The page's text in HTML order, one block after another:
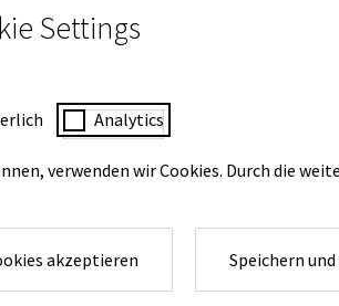
Presse Kontakt
Settings
Analytics
verwenden wir Cookies. Durch die
akzeptieren Speichern